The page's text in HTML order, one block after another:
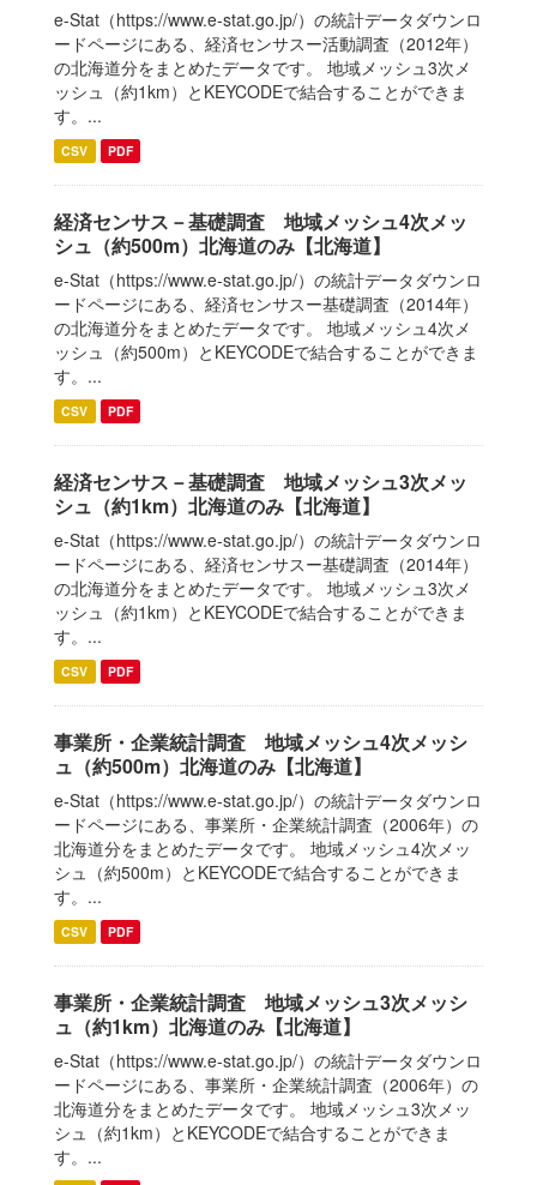
e-Stat（https://www.e-stat.go.jp/）の統計データダウンロ
ードページにある、経済センサスー活動調査（2012年）
の北海道分をまとめたデータです。 地域メッシュ3次メ
ッシュ（約1km）とKEYCODEで結合することができま
す。...
CSV PDF
経済センサス－基礎調査 地域メッシュ4次メッ
シュ（約500m）北海道のみ【北海道】
e-Stat（https://www.e-stat.go.jp/）の統計データダウンロ
ードページにある、経済センサスー基礎調査（2014年）
の北海道分をまとめたデータです。 地域メッシュ4次メ
ッシュ（約500m）とKEYCODEで結合することができま
す。...
CSV PDF
経済センサス－基礎調査 地域メッシュ3次メッ
シュ（約1km）北海道のみ【北海道】
e-Stat（https://www.e-stat.go.jp/）の統計データダウンロ
ードページにある、経済センサスー基礎調査（2014年）
の北海道分をまとめたデータです。 地域メッシュ3次メ
ッシュ（約1km）とKEYCODEで結合することができま
す。...
CSV PDF
事業所・企業統計調査 地域メッシュ4次メッシ
ュ（約500m）北海道のみ【北海道】
e-Stat（https://www.e-stat.go.jp/）の統計データダウンロ
ードページにある、事業所・企業統計調査（2006年）の
北海道分をまとめたデータです。 地域メッシュ4次メッ
シュ（約500m）とKEYCODEで結合することができま
す。...
CSV PDF
事業所・企業統計調査 地域メッシュ3次メッシ
ュ（約1km）北海道のみ【北海道】
e-Stat（https://www.e-stat.go.jp/）の統計データダウンロ
ードページにある、事業所・企業統計調査（2006年）の
北海道分をまとめたデータです。 地域メッシュ3次メッ
シュ（約1km）とKEYCODEで結合することができま
す。...